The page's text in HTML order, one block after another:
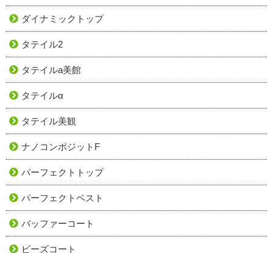
ダイナミックトップ
タテイル2
タテイルa美館
タテイルα
タテイル美観
ナノコンポジットF
パーフェクトトップ
パーフェクトベスト
バッファーコート
ビーズコート